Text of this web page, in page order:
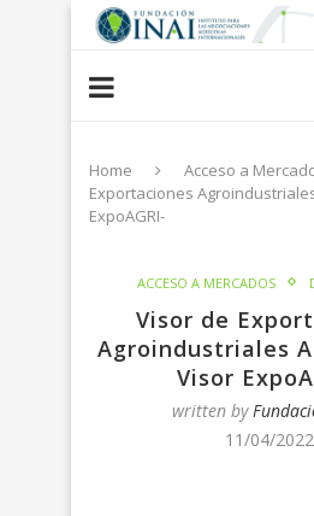
Home Acceso a
Exportaciones
ExpoAGRI-
ACCESO A MERCADOS
Visor de
Agroindustriales
Visor
written by
11/04/2022